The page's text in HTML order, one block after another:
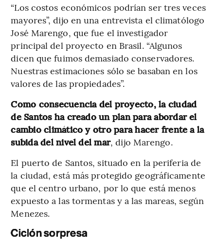
“Los costos económicos podrían ser tres veces
mayores”, dijo en una entrevista el climatólogo
José Marengo, que fue el investigador
principal del proyecto en Brasil. “Algunos
dicen que fuimos demasiado conservadores.
Nuestras estimaciones sólo se basaban en los
valores de las propiedades”.
Como consecuencia del proyecto, la ciudad
de Santos ha creado un plan para abordar el
cambio climático y otro para hacer frente a la
subida del nivel del mar, dijo Marengo.
El puerto de Santos, situado en la periferia de
la ciudad, está más protegido geográficamente
que el centro urbano, por lo que está menos
expuesto a las tormentas y a las mareas, según
Menezes.
Ciclón sorpresa